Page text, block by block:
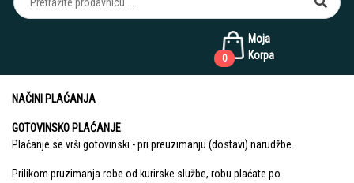
Moja
Korpa
0
NAČINI PLAĆANJA
GOTOVINSKO PLAĆANJE
Plaćanje se vrši gotovinski - pri preuzimanju (dostavi) narudžbe.
Prilikom pruzimanja robe od kurirske službe, robu plaćate po